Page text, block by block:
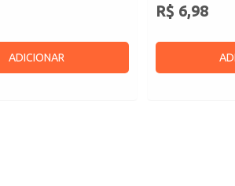
ADICIONAR
R$ 6,98